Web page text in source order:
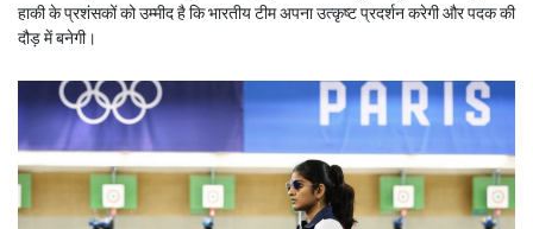
हाकी के प्रशंसकों को उम्मीद है कि भारतीय टीम अपना उत्कृष्ट प्रदर्शन करेगी और पदक की
दौड़ में बनेगी।